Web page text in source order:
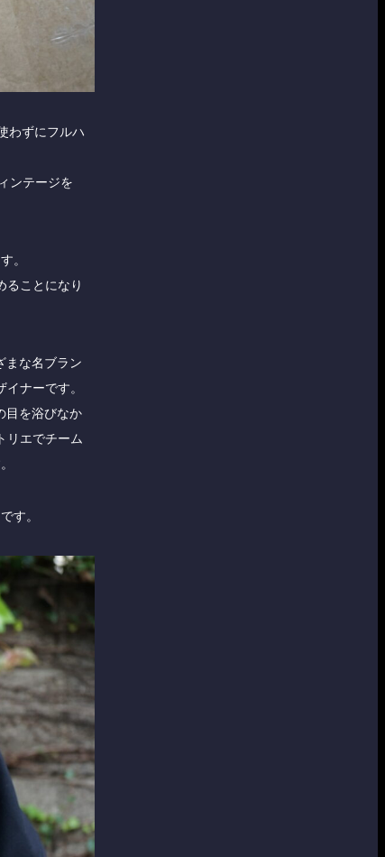
わずにフルハ
ンテージを
。
ることになり
まな名ブラン
ナーです。
目を浴びなか
リエでチーム
す。